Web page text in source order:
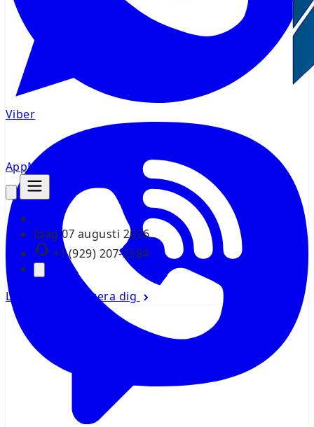
AppMsr
Idag 07 augusti 2026
+1 (929) 207-2584
Logga in Registrera dig
Viber